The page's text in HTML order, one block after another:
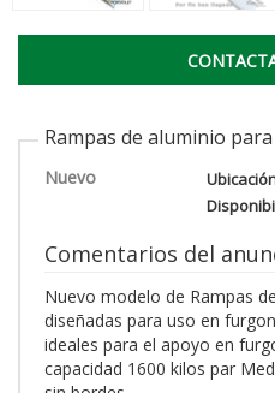
Rampas de aluminio
Nuevo
Comentarios del
Nuevo modelo de Rampas
diseñadas para uso en
ideales para el apoyo en
capacidad 1600 kilos par